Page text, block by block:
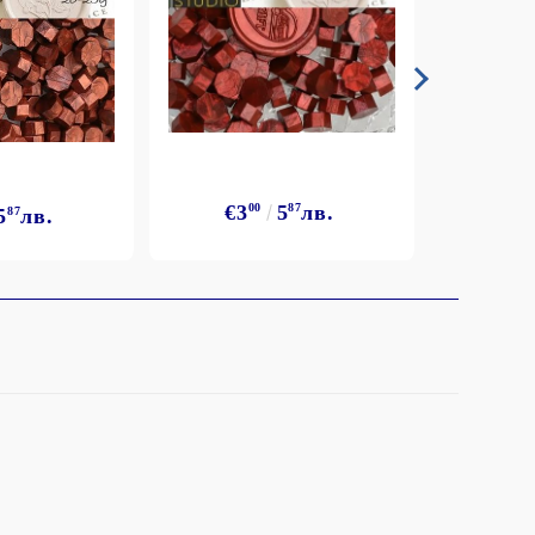
87лв. €300 587лв.